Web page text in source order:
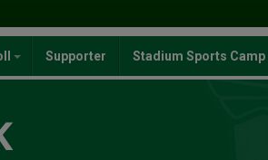
Supporter Stadium Sports Camp